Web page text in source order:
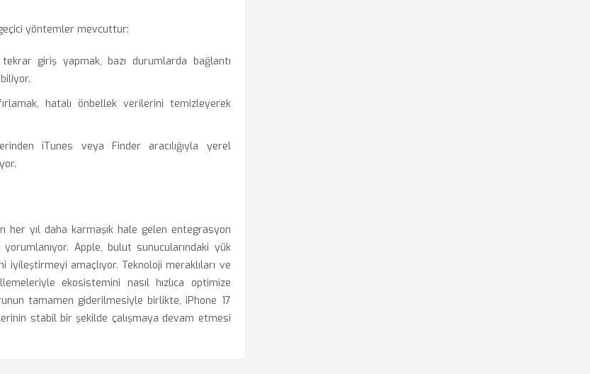
geçici yöntemler mevcuttur:
tekrar giriş yapmak, bazı durumlarda bağlantı
hatalı önbellek verilerini temizleyerek
iTunes veya Finder aracılığıyla yerel
her yıl daha karmaşık hale gelen entegrasyon
Apple, bulut sunucularındaki yük
iyileştirmeyi amaçlıyor. Teknoloji meraklıları ve
ekosistemini nasıl hızlıca optimize
tamamen giderilmesiyle birlikte, iPhone 17
stabil bir şekilde çalışmaya devam etmesi